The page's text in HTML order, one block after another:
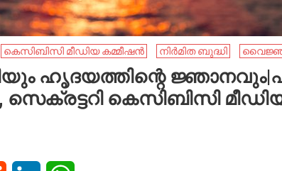
കെസിബിസി മീഡിയ കമ്മീഷൻ നിർമിത ബുദ്ധി
ഹൃദയത്തിന്റെ
സെക്രട്ടറി കെസിബിസി